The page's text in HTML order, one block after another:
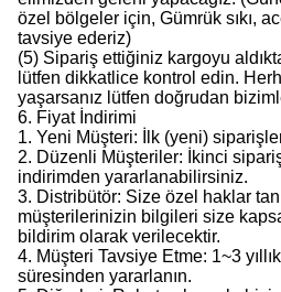
özel bölgeler için, Gümrük sıkı,
tavsiye ederiz)
(5) Sipariş ettiğiniz kargoyu
lütfen dikkatlice kontrol edin.
yaşarsanız lütfen doğrudan
6. Fiyat İndirimi
1. Yeni Müşteri: İlk (yeni)
2. Düzenli Müşteriler: İkinci
indirimden yararlanabilirsiniz.
3. Distribütör: Size özel haklar
müşterilerinizin bilgileri size
bildirim olarak verilecektir.
4. Müşteri Tavsiye Etme: 1~3
süresinden yararlanın.